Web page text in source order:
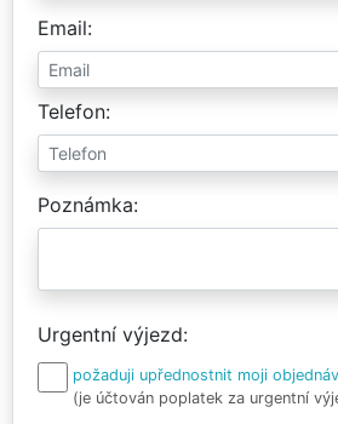
Email
Telefon
Poznámka
Urgentní výjezd
požaduji upřednostnit moji
(je účtován poplatek za urgentní